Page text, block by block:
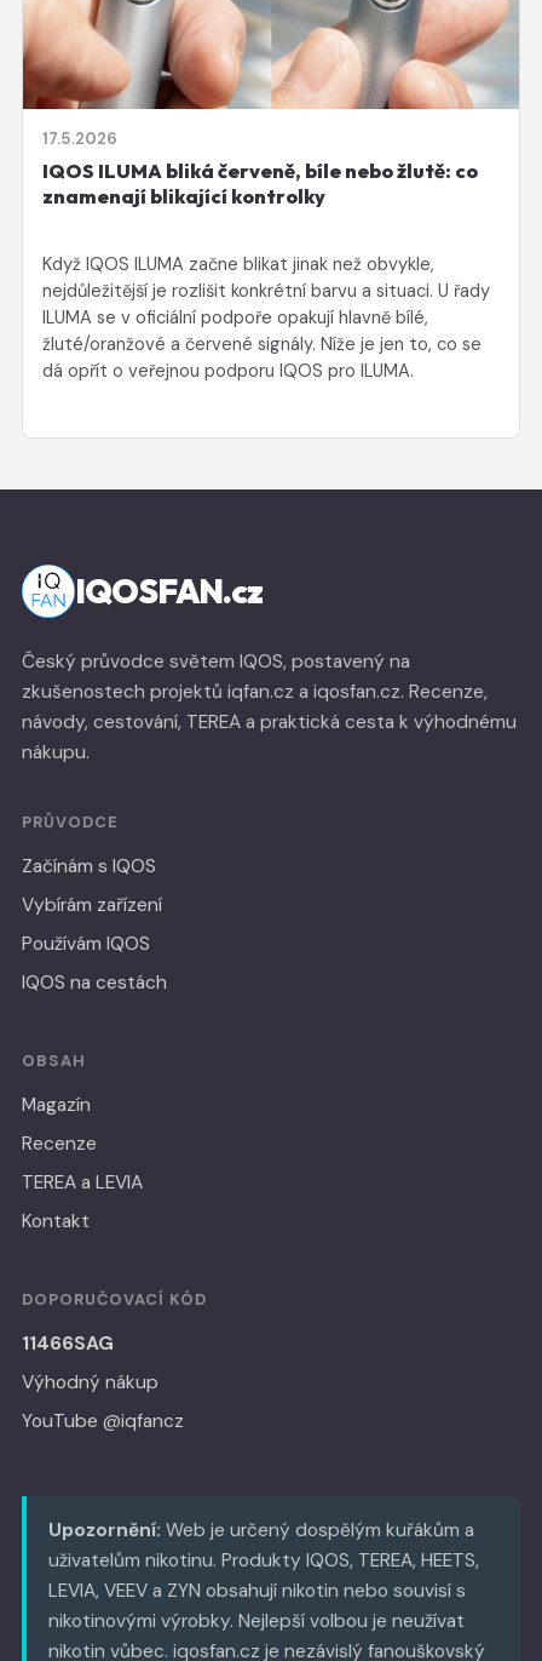
17.5.2026
IQOS ILUMA bliká červeně, bíle nebo žlutě: co
znamenají blikající kontrolky
Když IQOS ILUMA začne blikat jinak než obvykle,
nejdůležitější je rozlišit konkrétní barvu a situaci. U řady
ILUMA se v oficiální podpoře opakují hlavně bílé,
žluté/oranžové a červené signály. Níže je jen to, co se
dá opřít o veřejnou podporu IQOS pro ILUMA.
IQOSFAN.cz
Český průvodce světem IQOS, postavený na
zkušenostech projektů iqfan.cz a iqosfan.cz. Recenze,
návody, cestování, TEREA a praktická cesta k výhodnému
nákupu.
PRŮVODCE
Začínám s IQOS
Vybírám zařízení
Používám IQOS
IQOS na cestách
OBSAH
Magazín
Recenze
TEREA a LEVIA
Kontakt
DOPORUČOVACÍ KÓD
11466SAG
Výhodný nákup
YouTube @iqfancz
Upozornění: Web je určený dospělým kuřákům a
uživatelům nikotinu. Produkty IQOS, TEREA, HEETS,
LEVIA, VEEV a ZYN obsahují nikotin nebo souvisí s
nikotinovými výrobky. Nejlepší volbou je neužívat
nikotin vůbec. iqosfan.cz je nezávislý fanouškovský